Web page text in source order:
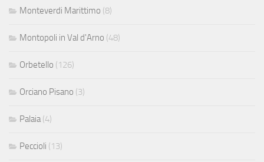
Monteverdi Marittimo (8)
Montopoli in Val d'Arno (48)
Orbetello (126)
Orciano Pisano (3)
Palaia (4)
Peccioli (13)